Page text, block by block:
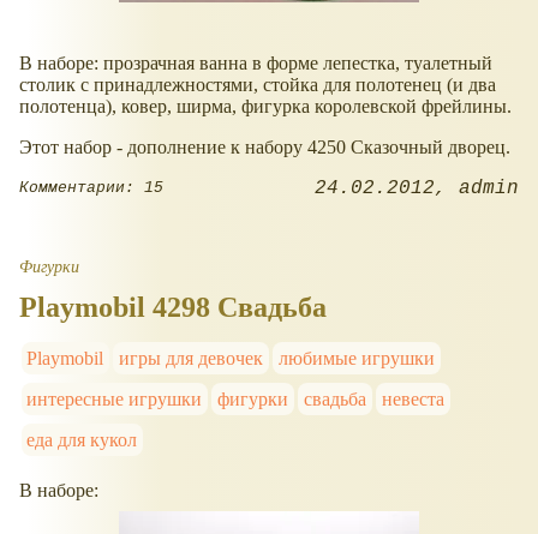
В наборе: прозрачная ванна в форме лепестка, туалетный
столик с принадлежностями, стойка для полотенец (и два
полотенца), ковер, ширма, фигурка королевской фрейлины.
Этот набор - дополнение к набору 4250 Сказочный дворец.
Комментарии: 15 24.02.2012 admin
Фигурки
Playmobil 4298 Свадьба
Playmobil игры для девочек
любимые игрушки
интересные игрушки
фигурки свадьба
невеста
еда для кукол
В наборе: